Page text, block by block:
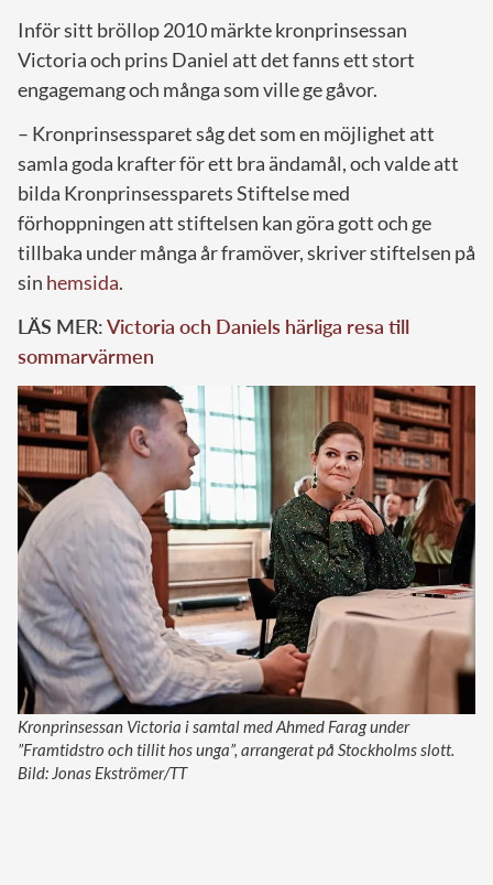
Inför sitt bröllop 2010 märkte kronprinsessan
Victoria och prins Daniel att det fanns ett stort
engagemang och många som ville ge gåvor.
– Kronprinsessparet såg det som en möjlighet att
samla goda krafter för ett bra ändamål, och valde att
bilda Kronprinsessparets Stiftelse med
förhoppningen att stiftelsen kan göra gott och ge
tillbaka under många år framöver, skriver stiftelsen på
sin hemsida.
LÄS MER:Victoria och Daniels härliga resa till
sommarvärmen
Kronprinsessan Victoria i samtal med Ahmed Farag under
”Framtidstro och tillit hos unga”, arrangerat på Stockholms slott.
Bild: Jonas Ekströmer/TT